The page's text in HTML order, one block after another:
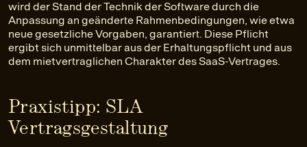
wird der Stand der Technik der Software durch die
Anpassung an geänderte Rahmenbedingungen, wie etwa
neue gesetzliche Vorgaben, garantiert. Diese Pflicht
ergibt sich unmittelbar aus der Erhaltungspflicht und aus
dem mietvertraglichen Charakter des SaaS-Vertrages.
Praxistipp: SLA
Vertragsgestaltung